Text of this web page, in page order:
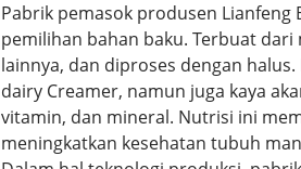
Pabrik pemasok produsen
pemilihan bahan baku. Terbuat
lainnya, dan diproses dengan
dairy Creamer, namun juga kaya
vitamin, dan mineral. Nutrisi ini
meningkatkan kesehatan tubuh